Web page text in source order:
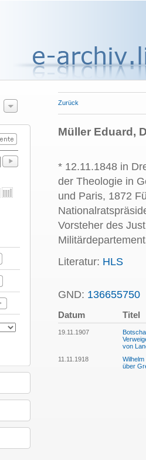
Zurück
Müller Eduard,
* 12.11.1848 in
der Theologie in
und Paris, 1872
Vorsteher des
Literatur: HLS
GND: 136655750
Datum Titel
19.11.1907
von
11.11.1918
über